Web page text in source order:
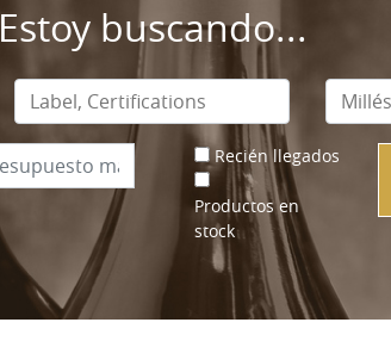
Estoy buscando...
Recién llegados
Productos en
stock